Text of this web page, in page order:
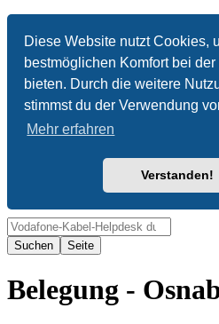
Diese Website nutzt Cookies,
bestmöglichen Komfort bei
bieten. Durch die weitere
stimmst du der Verwendung
Mehr erfahren
Verstanden!
Nicht angemeldet
Anmelden
Belegung -